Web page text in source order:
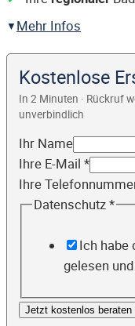
Mehr Infos
Kostenlose
In 2 Minuten · Rückruf
unverbindlich
Ihr Name
Ihre E-Mail *
Ihre
Datenschutz*
Ich habe
gelesen
Jetzt kostenlos beraten